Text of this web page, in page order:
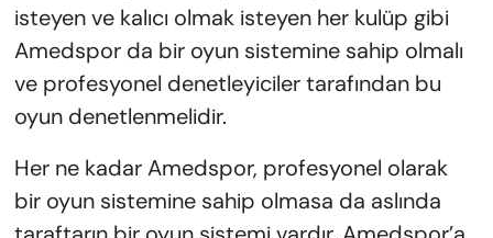
isteyen ve kalıcı olmak isteyen her kulüp gibi
Amedspor da bir oyun sistemine sahip olmalı
ve profesyonel denetleyiciler tarafından bu
oyun denetlenmelidir.
Her ne kadar Amedspor, profesyonel olarak
bir oyun sistemine sahip olmasa da aslında